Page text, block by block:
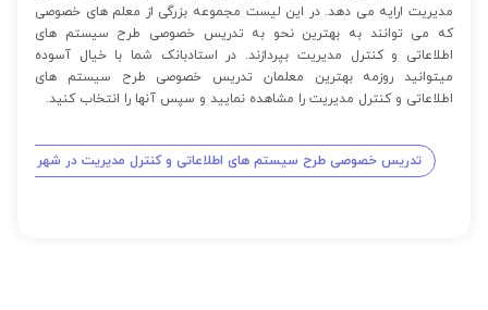
مدیریت ارایه می دهد. در این لیست مجموعه بزرگی از معلم های خصوصی
که می توانند به بهترین نحو به تدریس خصوصی طرح سیستم های
اطلاعاتی و کنترل مدیریت بپردازند. در استادبانک شما با خیال آسوده
میتوانید روزمه بهترین معلمان تدریس خصوصی طرح سیستم های
اطلاعاتی و کنترل مدیریت را مشاهده نمایید و سپس آنها را انتخاب کنید.
تدریس خصوصی طرح سیستم های اطلاعاتی و کنترل مدیریت در شهر تهران